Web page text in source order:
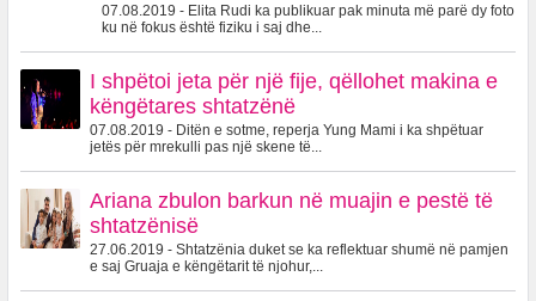
07.08.2019 - Elita Rudi ka publikuar pak minuta më parë dy foto
ku në fokus është fiziku i saj dhe...
I shpëtoi jeta për një fije, qëllohet makina e
këngëtares shtatzënë
07.08.2019 - Ditën e sotme, reperja Yung Mami i ka shpëtuar
jetës për mrekulli pas një skene të...
Ariana zbulon barkun në muajin e pestë të
shtatzënisë
27.06.2019 - Shtatzënia duket se ka reflektuar shumë në pamjen
e saj Gruaja e këngëtarit të njohur,...